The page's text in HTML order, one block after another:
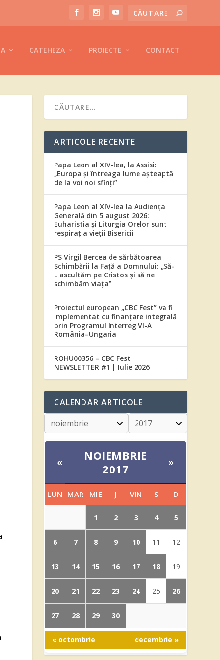
CATEHEZA PROIECTE CONTACT
ARTICOLE RECENTE
Papa Leon al XIV-lea, la Assisi:
„Europa și întreaga lume așteaptă
de la voi noi sfinți”
Papa Leon al XIV-lea la Audiența
Generală din 5 august 2026:
Euharistia și Liturgia Orelor sunt
respirația vieții Bisericii
PS Virgil Bercea de sărbătoarea
Schimbării la Față a Domnului: „Să-
L ascultăm pe Cristos și să ne
schimbăm viața”
Proiectul european „CBC Fest” va fi
implementat cu finanțare integrală
prin Programul Interreg VI-A
România–Ungaria
ROHU00356 – CBC Fest
NEWSLETTER #1 | Iulie 2026
CALENDAR ARTICOLE
«
NOIEMBRIE
2017
»
LUN MAR MIE J VIN S D
1 2 3 4 5
6 7 8 9 10 11 12
13 14 15 16 17 18 19
20 21 22 23 24 25 26
27 28 29 30
« octombrie decembrie »